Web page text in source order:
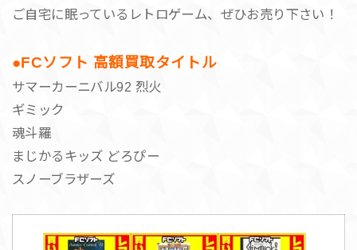
ご自宅に眠っているレトロゲーム、ぜひお売り下さい！
●FCソフト 高額買取タイトル
サマーカーニバル92 烈火
ギミック
魂斗羅
まじかるキッズ どろぴー
スノーブラザーズ